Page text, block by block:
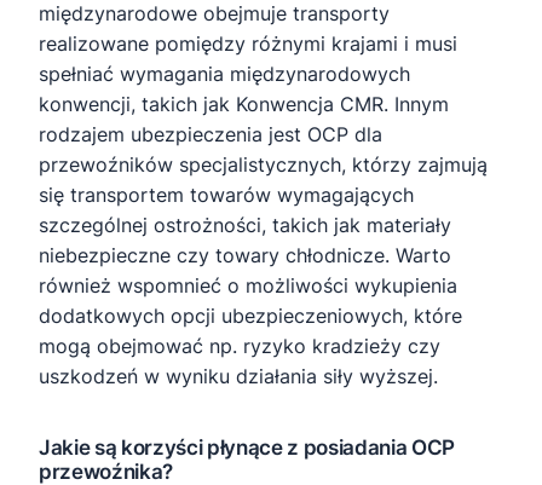
międzynarodowe obejmuje transporty
realizowane pomiędzy różnymi krajami i musi
spełniać wymagania międzynarodowych
konwencji, takich jak Konwencja CMR. Innym
rodzajem ubezpieczenia jest OCP dla
przewoźników specjalistycznych, którzy zajmują
się transportem towarów wymagających
szczególnej ostrożności, takich jak materiały
niebezpieczne czy towary chłodnicze. Warto
również wspomnieć o możliwości wykupienia
dodatkowych opcji ubezpieczeniowych, które
mogą obejmować np. ryzyko kradzieży czy
uszkodzeń w wyniku działania siły wyższej.
Jakie są korzyści płynące z posiadania OCP
przewoźnika?